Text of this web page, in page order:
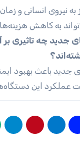
به نیروی انسانی و
به کاهش
جدید چه تاثیری
جدید باعث بهبود
عملکرد این